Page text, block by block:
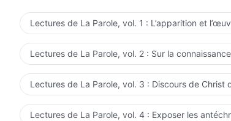
instrument dans l'œuvre de l'Éternel. Il a
de l'œuvre de l'Éternel ; son travail n'a pas
Jésus était différente. Il a dépassé le cadre
crucifié dans le but de racheter toute
l'œuvre accomplie par l'Éternel. Il a inauguré
était impossible à l'homme d'acquérir. Son
l'ensemble de l'humanité. Il ne travaillait pas
Lectures de La Parole, vol. 1 : L’apparition et
Lectures de La Parole, vol. 2 : Sur la
Lectures de La Parole, vol. 3 : Discours de Christ
Lectures de La Parole, vol. 4 : Exposer les